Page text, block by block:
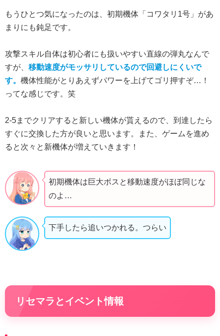
もうひとつ気になったのは、初期機体「コワタリ1号」があ
まりにも鈍足です。
攻撃スキル自体は初心者にも扱いやすい直線の弾丸なんで
すが、 移動速度がモッサリしているので回避しにくいで
す。 機体性能がとりあえずパワーを上げてゴリ押すぞ…！
ってな感じです。笑
2-5までクリアすると新しい機体が貰えるので、到達したら
すぐに交換した方が良いと思います。また、ゲームを進め
ると次々と新機体が増えていきます！
初期機体は巨大ボスと移動速度がほぼ同じな
のよ…
下手したら追いつかれる。つらい
リセマラとイベント情報